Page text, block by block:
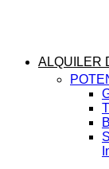
ALQUILER